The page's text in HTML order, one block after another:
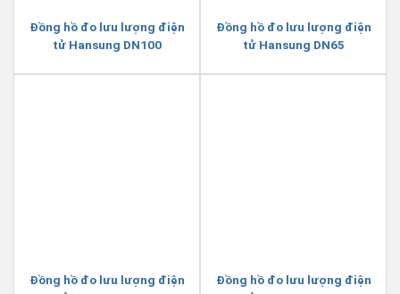
Đồng hồ đo lưu lượng điện
tử Hansung DN100
Đồng hồ đo lưu lượng điện
tử Hansung DN65
Đồng hồ đo lưu lượng điện
Đồng hồ đo lưu lượng điện